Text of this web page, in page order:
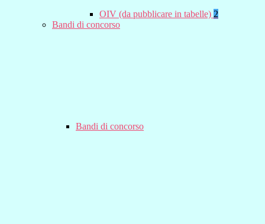
OIV (da pubblicare in tabelle) 2
Bandi di concorso
Bandi di concorso